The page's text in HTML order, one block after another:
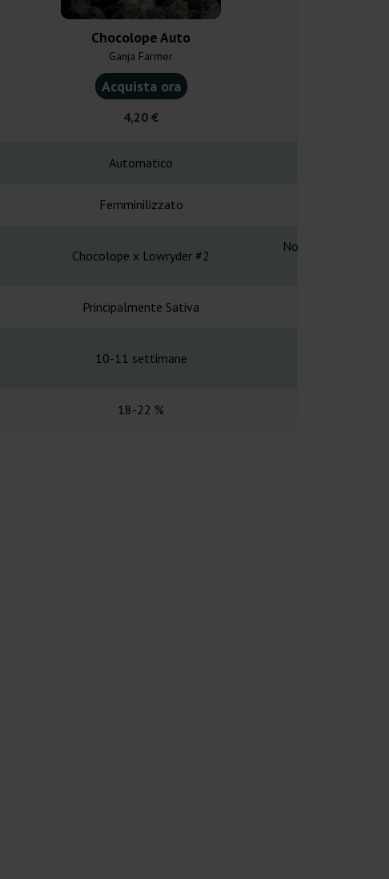
Chocolope Auto
Ganja Farmer
Acquista ora
4,20 €
Automatico
Femminilizzato
Chocolope x Lowryder #2
Northern Lights x
Principalmente Sativa
10-11 settimane
18-22 %